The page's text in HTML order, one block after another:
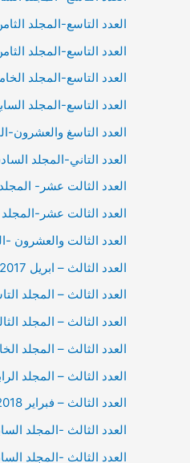
العدد التاسع-المجلد
العدد التاسع-المجلد
العدد التاسع-المجلد
العدد التاسع-المجلد
العدد التاسغ والعشرون-
العدد التاني-المجلد
العدد الثالت عشر-
العدد الثالت عشر-
العدد الثالت والعشرون
العدد الثالث – ابريل 2017
العدد الثالث – المجلد
العدد الثالث – المجلد
العدد الثالث – المجلد
العدد الثالث – المجلد
العدد الثالث – فبراير 2018
العدد الثالث -المجلد
العدد الثالث -المجلد